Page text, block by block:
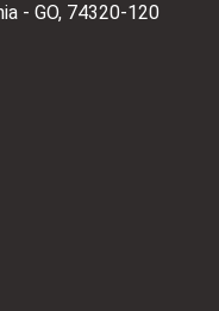
- GO, 74320-120